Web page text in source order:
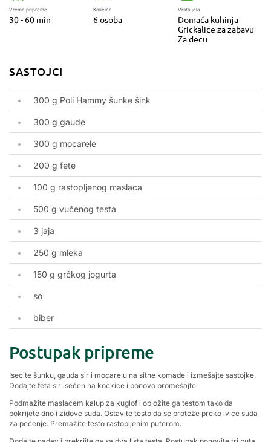
Vreme pripreme
30 - 60 min
Količina
6 osoba
Vrsta jela
Domaća kuhinja
Grickalice za zabavu
Za decu
SASTOJCI
300 g Poli Hammy šunke šink
300 g gaude
300 g mocarele
200 g fete
100 g rastopljenog maslaca
500 g vučenog testa
3 jaja
250 g mleka
150 g grčkog jogurta
so
biber
Postupak pripreme
Isecite šunku, gauda sir i mocarelu na sitne komade i izmešajte sastojke.
Dodajte feta sir isečen na kockice i ponovo promešajte.
Podmažite maslacem kalup za kuglof i obložite ga testom tako da
pokrijete dno i zidove suda. Ostavite testo da se proteže preko ivice suda
za pečenje. Premažite testo rastopljenim puterom.